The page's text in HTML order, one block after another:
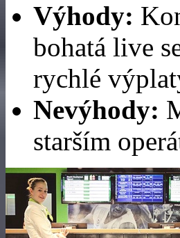
Výhody:
bohatá live
rychlé
Nevýhody:
starším